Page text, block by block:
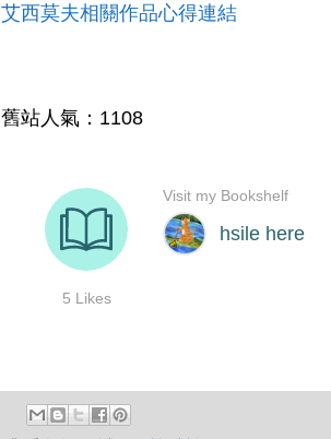
艾西莫夫相關作品心得連結
舊站人氣：1108